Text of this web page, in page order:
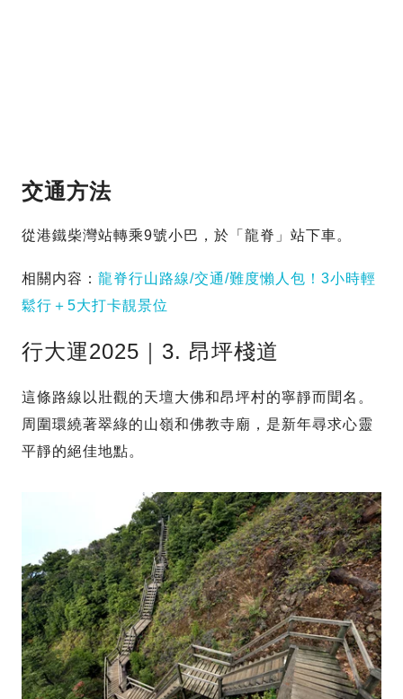
交通方法
從港鐵柴灣站轉乘9號小巴，於「龍脊」站下車。
相關内容： 龍脊行山路線/交通/難度懶人包！3小時輕
鬆行＋5大打卡靚景位
行大運2025｜3. 昂坪棧道
這條路線以壯觀的天壇大佛和昂坪村的寧靜而聞名。
周圍環繞著翠綠的山嶺和佛教寺廟，是新年尋求心靈
平靜的絕佳地點。